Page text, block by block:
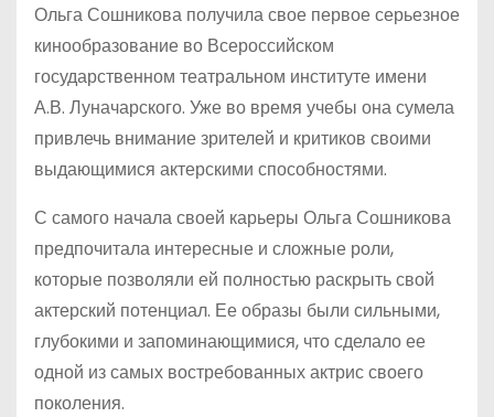
Ольга Сошникова получила свое первое серьезное
кинообразование во Всероссийском
государственном театральном институте имени
А.В. Луначарского. Уже во время учебы она сумела
привлечь внимание зрителей и критиков своими
выдающимися актерскими способностями.
С самого начала своей карьеры Ольга Сошникова
предпочитала интересные и сложные роли,
которые позволяли ей полностью раскрыть свой
актерский потенциал. Ее образы были сильными,
глубокими и запоминающимися, что сделало ее
одной из самых востребованных актрис своего
поколения.